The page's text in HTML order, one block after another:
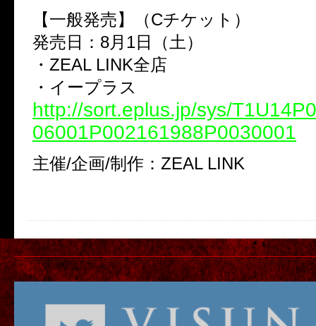
【一般発売】（Cチケット）
発売日： 8月 1日（土）
・ ZEAL LINK全店
・イープラス
http://sort.eplus.jp/sys/
06001P002161988P0030001
主催/企画/制作： ZEAL LINK